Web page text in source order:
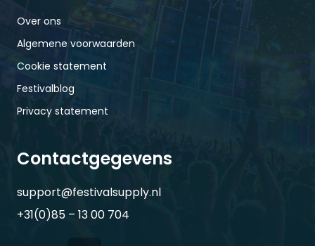
Over ons
Algemene voorwaarden
Cookie statement
Festivalblog
Privacy statement
Contactgegevens
support@festivalsupply.nl
+31(0)85 – 13 00 704